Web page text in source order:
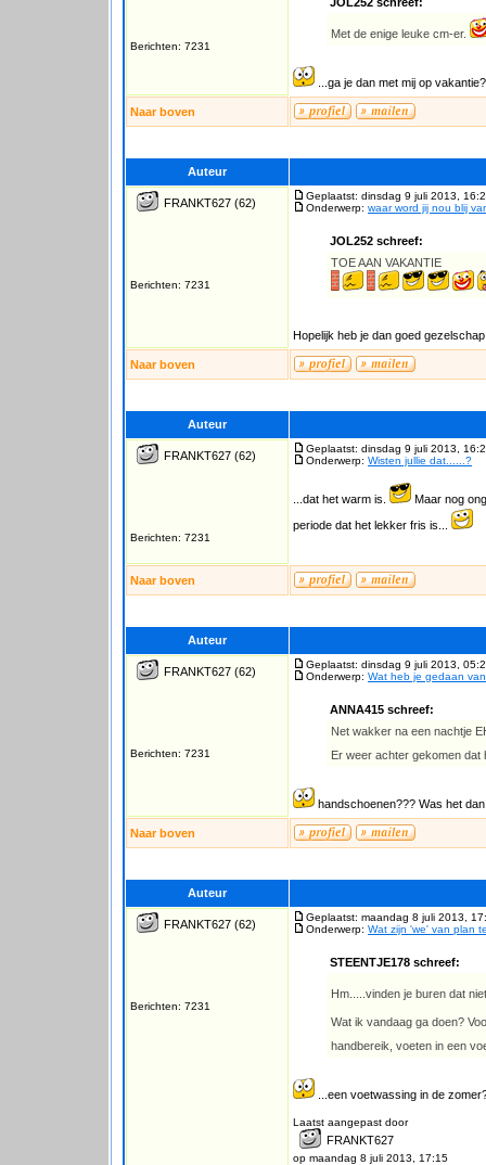
Berichten: 7231
Met de enige leuke cm-er.
...ga je dan met mij op
Naar boven
Auteur
FRANKT627 (62)
Berichten: 7231
Geplaatst: dinsdag 9 juli 2013,
Onderwerp: waar word jij nou blij
JOL252 schreef:
TOE AAN VAKANTIE
Hopelijk heb je dan goed
Naar boven
Auteur
FRANKT627 (62)
Berichten: 7231
Geplaatst: dinsdag 9 juli 2013,
Onderwerp: Wisten jullie dat......?
...dat het warm is.
Maar nog
periode dat het lekker fris is...
Naar boven
Auteur
FRANKT627 (62)
Berichten: 7231
Geplaatst: dinsdag 9 juli 2013,
Onderwerp: Wat heb je gedaan
ANNA415 schreef:
Net wakker na een nachtje
Er weer achter gekomen
handschoenen??? Was het
Naar boven
Auteur
FRANKT627 (62)
Berichten: 7231
Geplaatst: maandag 8 juli 2013,
Onderwerp: Wat zijn 'we' van plan
STEENTJE178 schreef:
Hm.....vinden je buren dat
Wat ik vandaag ga doen?
handbereik, voeten in een
...een voetwassing in de
Laatst aangepast door
FRANKT627
op maandag 8 juli 2013, 17:15